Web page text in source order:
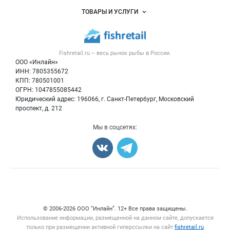
Fishretail.ru – весь рынок рыбы в России.
ООО «Инлайн»
ИНН: 7805355672
КПП: 780501001
ОГРН: 1047855085442
Юридический адрес: 196066, г. Санкт-Петербург, Московский
проспект, д. 212
Размещение рекламы
Публичная оферта
Контактная информация
Политика обработки персональных данных
Объявления
Новости рынка
Блог
ТОВАРЫ И УСЛУГИ
Рыба
Икра
Мы в соцсетях:
© 2006‑2026 ООО “Инлайн”. 12+ Все права защищены.
Использование информации, размещенной на данном сайте, допускается
только при размещении активной гиперссылки на сайт fishretail.ru